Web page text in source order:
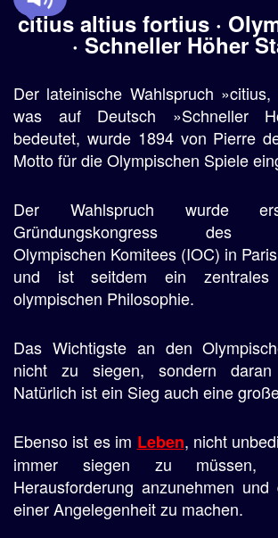
n
gcitius altius fortius ·
· Schneller Höher
Der lateinische Wahlspruch
was auf Deutsch »Schneller
bedeutet, wurde 1894 von Pierre
Motto für die Olympischen Spiele
Der Wahlspruch wurde
Gründungskongress des
Olympischen Komitees (IOC) in
und ist seitdem ein zentrales
olympischen Philosophie.
Das Wichtigste an den
nicht zu siegen, sondern daran
Natürlich ist ein Sieg auch eine
Ebenso ist es im Leben, nicht
immer siegen zu müssen,
Herausforderung anzunehmen
einer Angelegenheit zu machen.